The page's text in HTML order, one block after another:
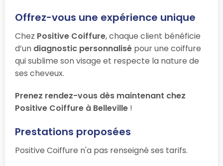
Offrez-vous une expérience unique
Chez Positive Coiffure, chaque client bénéficie
d’un diagnostic personnalisé pour une coiffure
qui sublime son visage et respecte la nature de
ses cheveux.
Prenez rendez-vous dès maintenant chez
Positive Coiffure à Belleville !
Prestations proposées
Positive Coiffure n'a pas renseigné ses tarifs.